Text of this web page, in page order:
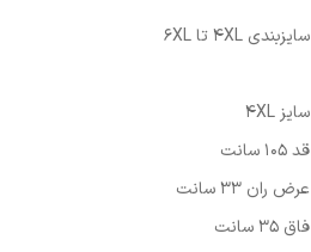
سایزبندی 4XL تا 6XL
سایز 4XL
قد 105 سانت
عرض ران 33 سانت
فاق 35 سانت